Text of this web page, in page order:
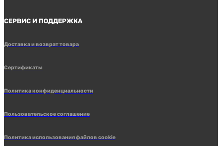
СЕРВИС И ПОДДЕРЖКА
Доставка и возврат товара
Сертификаты
Политика конфиденциальности
Пользовательское соглашение
Политика использования файлов cookie